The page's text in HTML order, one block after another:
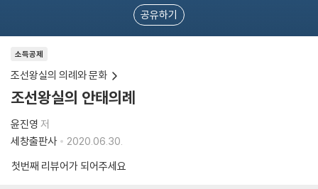
공유하기
소득공제
조선왕실의 의례와 문화
조선왕실의 안태의례
윤진영 저
세창출판사
2020.06.30.
첫번째 리뷰어가 되어주세요